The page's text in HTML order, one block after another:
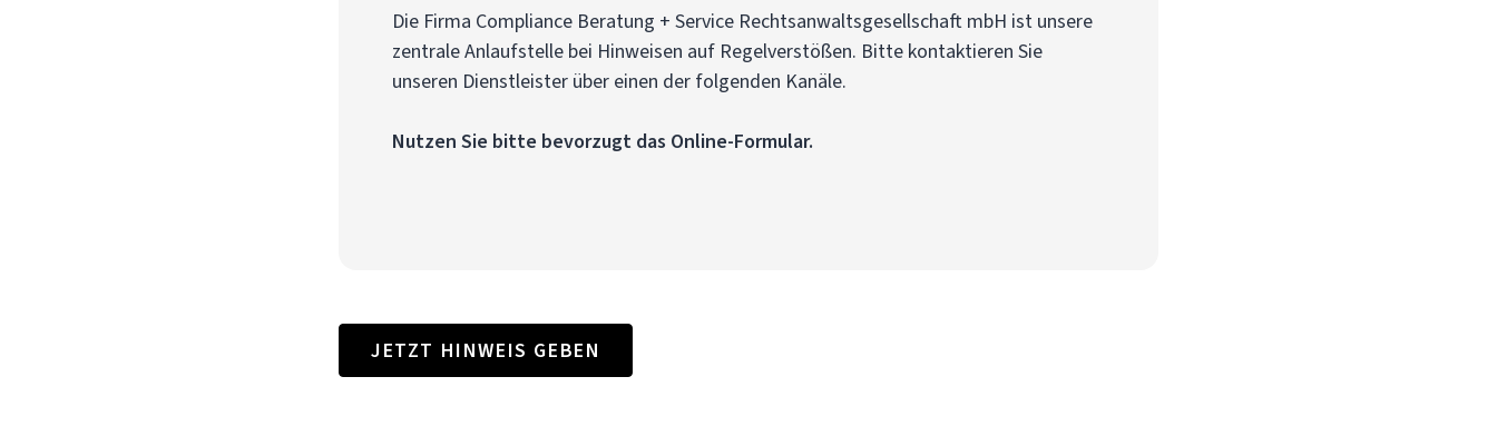
Die Firma Compliance Beratung + Service Rechtsanwaltsgesellschaft mbH ist unsere
zentrale Anlaufstelle bei Hinweisen auf Regelverstößen. Bitte kontaktieren Sie
unseren Dienstleister über einen der folgenden Kanäle.
Nutzen Sie bitte bevorzugt das Online-Formular.
JETZT HINWEIS GEBEN